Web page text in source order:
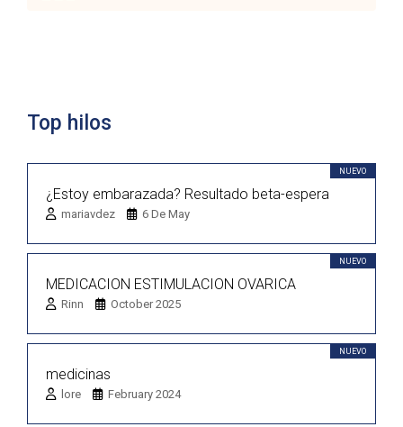
Top hilos
NUEVO
¿Estoy embarazada? Resultado beta-espera
mariavdez 6 De May
NUEVO
MEDICACION ESTIMULACION OVARICA
Rinn October 2025
NUEVO
medicinas
lore February 2024